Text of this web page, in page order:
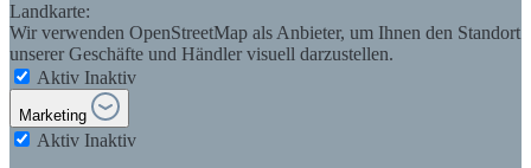
Landkarte:
Wir verwenden OpenStreetMap als Anbieter, um Ihnen den Standort
unserer Geschäfte und Händler visuell darzustellen.
Aktiv Inaktiv
Marketing
Aktiv Inaktiv